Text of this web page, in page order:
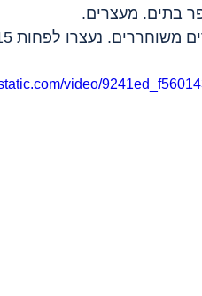
בתים. מעצרים.
video/